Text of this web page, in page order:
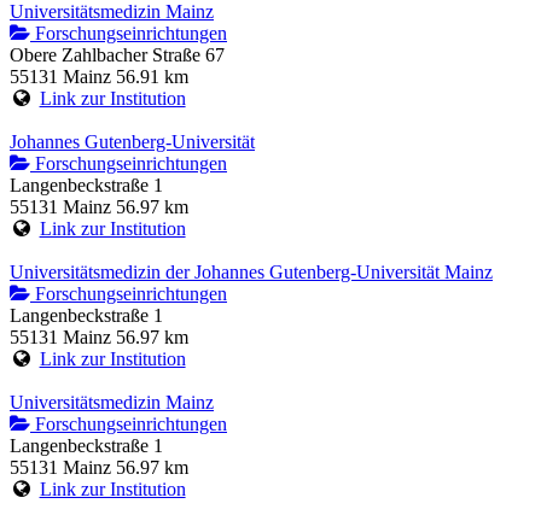
Universitätsmedizin Mainz
Forschungseinrichtungen
Obere Zahlbacher Straße 67
55131 Mainz 56.91 km
Link zur Institution
Johannes Gutenberg-Universität
Forschungseinrichtungen
Langenbeckstraße 1
55131 Mainz 56.97 km
Link zur Institution
Universitätsmedizin der Johannes Gutenberg-Universität Mainz
Forschungseinrichtungen
Langenbeckstraße 1
55131 Mainz 56.97 km
Link zur Institution
Universitätsmedizin Mainz
Forschungseinrichtungen
Langenbeckstraße 1
55131 Mainz 56.97 km
Link zur Institution